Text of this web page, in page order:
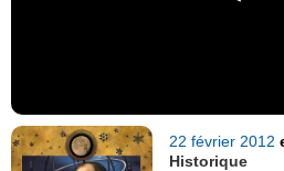
22 février 2012
Historique